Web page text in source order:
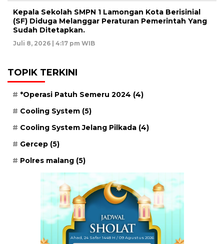
Kepala Sekolah SMPN 1 Lamongan Kota Berisinial
(SF) Diduga Melanggar Peraturan Pemerintah Yang
Sudah Ditetapkan.
Juli 8, 2026 | 4:17 pm WIB
TOPIK TERKINI
*Operasi Patuh Semeru 2024 (4)
Cooling System (5)
Cooling System Jelang Pilkada (4)
Gercep (5)
Polres malang (5)
Ahad, 24 Safar 1448 H / 09 Agustus 2026